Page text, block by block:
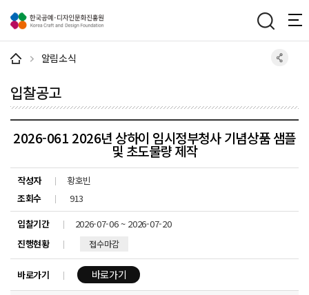
알림소식
입찰공고
2026-061 2026년 상하이 임시정부청사 기념상품 샘플
및 초도물량 제작
작성자
황호빈
조회수
913
입찰기간
2026-07-06 ~ 2026-07-20
진행현황
접수마감
바로가기 바로가기